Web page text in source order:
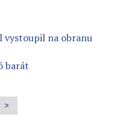
vystoupil na obranu
barát
Következő
oldal
>